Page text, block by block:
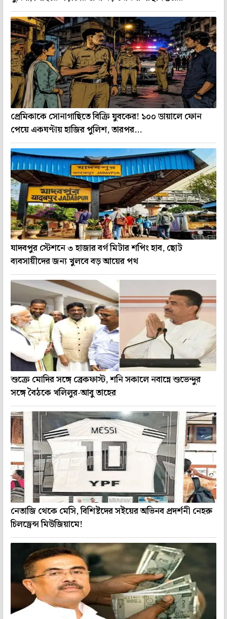
প্রেমিকাকে সোনাগাছিতে বিক্রি যুবকের! ১০০ ডায়ালে ফোন
পেয়ে একঘণ্টায় হাজির পুলিশ, তারপর...
যাদবপুর স্টেশনে ৩ হাজার বর্গ মিটার শপিং হাব, ছোট
ব্যবসায়ীদের জন্য খুলবে বড় আয়ের পথ
শুক্রে মোদির সঙ্গে ব্রেকফাস্ট, শনি সকালে নবান্নে শুভেন্দুর
সঙ্গে বৈঠকে খলিলুর-আবু তাহের
নেতাজি থেকে মেসি, বিশিষ্টদের সইয়ের অভিনব প্রদর্শনী নেহরু
চিলড্রেন্স মিউজিয়ামে!